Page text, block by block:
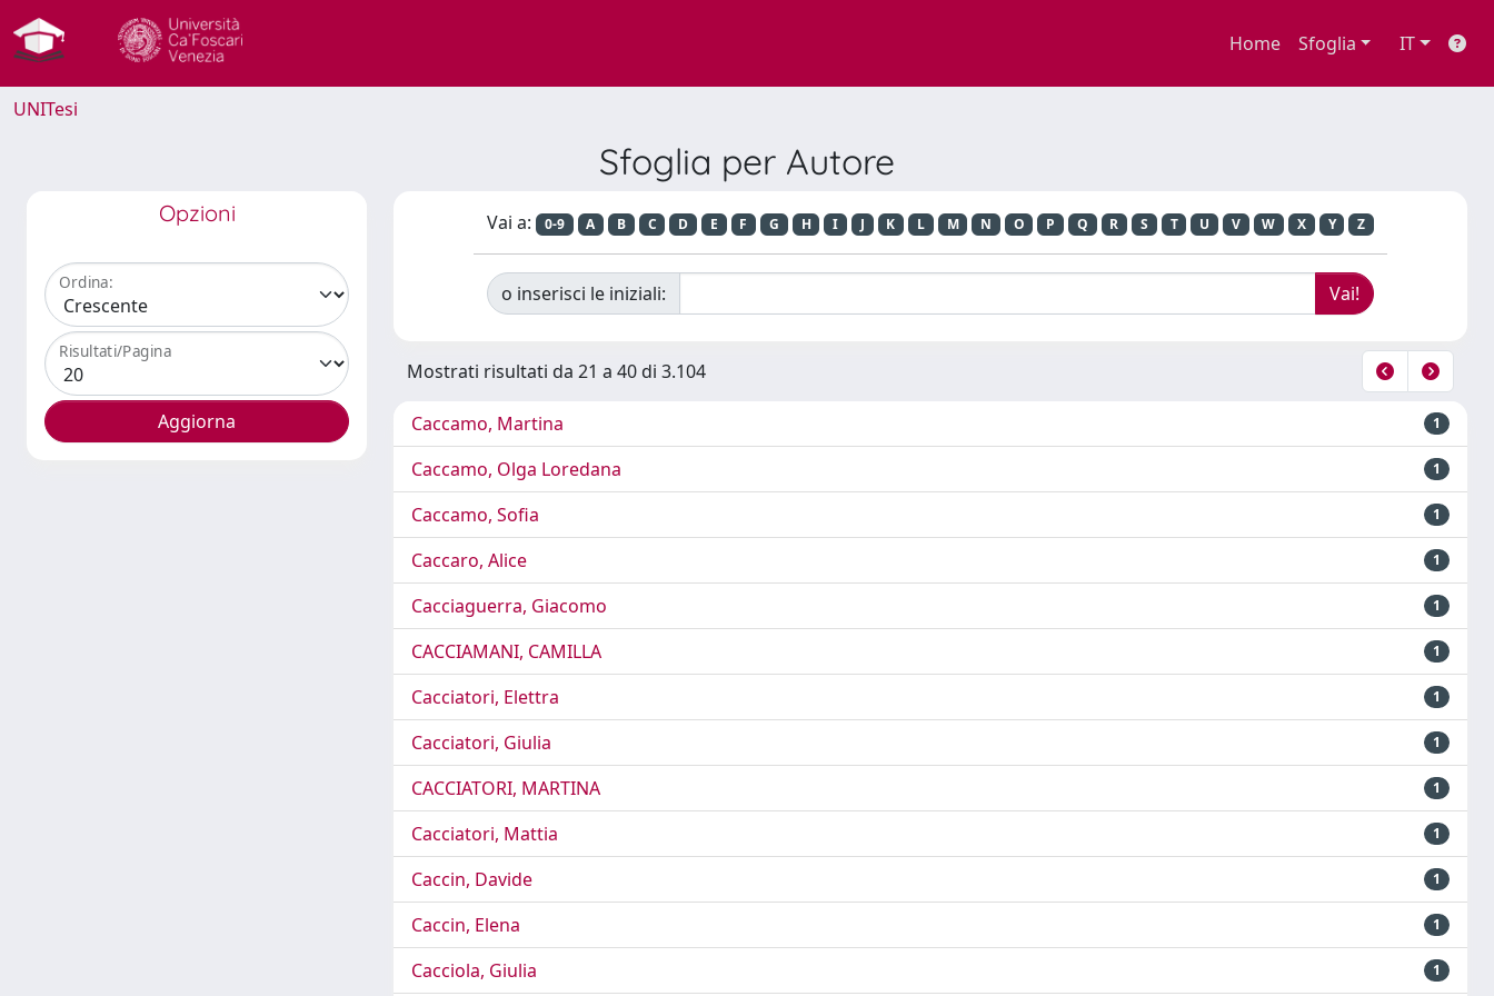
Home Sfoglia IT
UNITesi
Sfoglia per Autore
Opzioni
Ordina:
Risultati/Pagina
Vai a: 0-9 A B C D E F G H I J K L M N O P Q R S T U V W X Y Z
o inserisci le iniziali:
Mostrati risultati da 21 a 40 di 3.104
Caccamo, Martina 1
Caccamo, Olga Loredana 1
Caccamo, Sofia 1
Caccaro, Alice 1
Cacciaguerra, Giacomo 1
CACCIAMANI, CAMILLA 1
Cacciatori, Elettra 1
Cacciatori, Giulia 1
CACCIATORI, MARTINA 1
Cacciatori, Mattia 1
Caccin, Davide 1
Caccin, Elena 1
Cacciola, Giulia 1